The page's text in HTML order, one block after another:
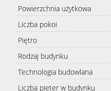
Powierzchnia użytkowa
Liczba pokoi
Piętro
Rodzaj budynku
Technologia budowlana
Liczba pięter w budynku